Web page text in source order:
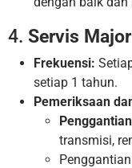
4. Servis
Frekuensi:
setiap 1 tahun.
Pemeriksaan
transmisi,